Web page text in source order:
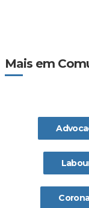
Mais em